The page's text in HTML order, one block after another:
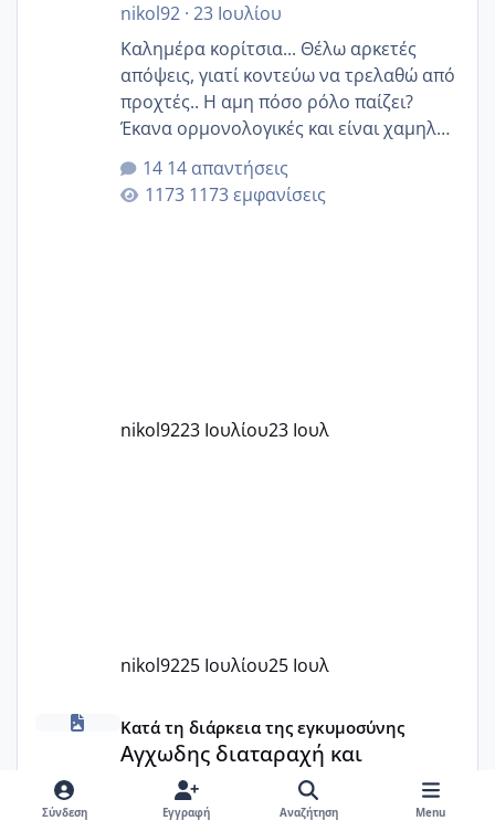
nikol92· 23 Ιουλίου
Καλημέρα κορίτσια... Θέλω αρκετές
απόψεις, γιατί κοντεύω να τρελαθώ από
προχτές.. Η αμη πόσο ρόλο παίζει?
Έκανα ορμονολογικές και είναι χαμηλή
για την ηλικία μου.. Είχα ήδη μια
εγκυμοσύνη, που έπρεπε να τερματιστεί
στην 27η εβδομάδα και προσπαθώ 7
14 απαντήσεις
1173 εμφανίσεις
nikol9223 Ιουλίου23 Ιουλ
nikol9225 Ιουλίου25 Ιουλ
Αγχωδης διαταραχή και καισαρική
Κατά τη διάρκεια της εγκυμοσύνης
Αγχωδης διαταραχή και
καισαρική
Σύνδεση Εγγραφή Αναζήτηση Menu